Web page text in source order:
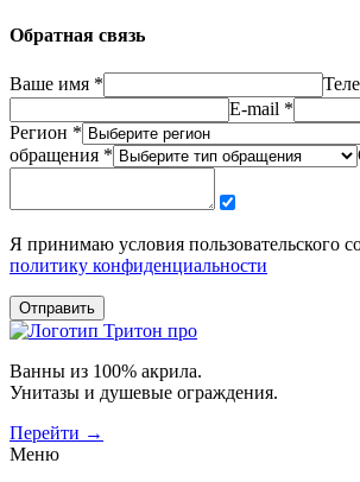
Обратная связь
Ваше имя *
E-mail *
Регион *
обращения *
Я принимаю условия пользовательского
политику конфиденциальности
Отправить
Ванны из 100% акрила.
Унитазы и душевые ограждения.
Перейти →
Меню